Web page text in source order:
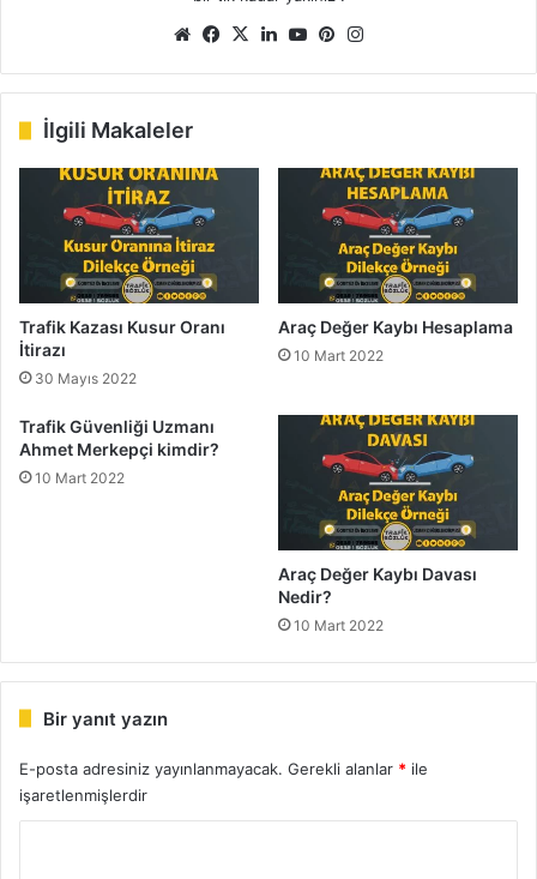
Web Facebook
X LinkedIn
YouTubePinterest
İlgili Makaleler
Trafik Kazası Kusur Oranı
İtirazı
30 Mayıs 2022
Araç Değer Kaybı Hesaplama
10 Mart 2022
Trafik Güvenliği Uzmanı
Ahmet Merkepçi kimdir?
10 Mart 2022
Araç Değer Kaybı Davası
Nedir?
10 Mart 2022
Bir yanıt yazın
E-posta adresiniz yayınlanmayacak. Gerekli alanlar * ile
işaretlenmişlerdir